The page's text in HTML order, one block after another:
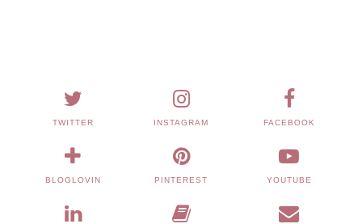
TWITTER INSTAGRAM FACEBOOK
BLOGLOVIN PINTEREST YOUTUBE